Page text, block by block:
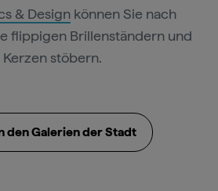
& Design können Sie nach
flippigen Brillenständern und
stöbern.
den Galerien der Stadt